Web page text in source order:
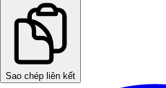
Sao chép liên kết